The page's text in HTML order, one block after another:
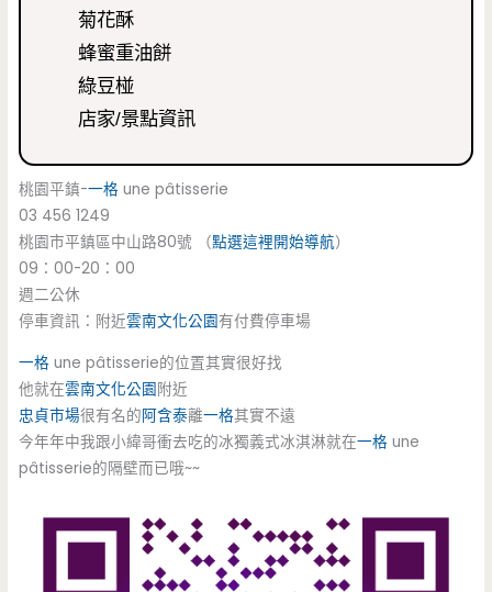
菊花酥
蜂蜜重油餅
綠豆椪
店家/景點資訊
桃園平鎮-一格 une pâtisserie
03 456 1249
桃園市平鎮區中山路80號 （點選這裡開始導航）
09：00-20：00
週二公休
停車資訊：附近雲南文化公園有付費停車場
一格 une pâtisserie的位置其實很好找
他就在雲南文化公園附近
忠貞市場很有名的阿含泰離一格其實不遠
今年年中我跟小緯哥衝去吃的冰獨義式冰淇淋就在一格 une
pâtisserie的隔壁而已哦~~